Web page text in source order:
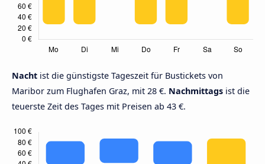
Nacht ist die günstigste Tageszeit für Bustickets von
Maribor zum Flughafen Graz, mit 28 €. Nachmittags ist die
teuerste Zeit des Tages mit Preisen ab 43 €.